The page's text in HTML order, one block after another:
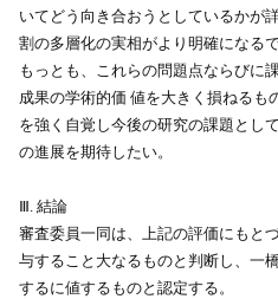
いてどう向き合おうとしているかが
割の多層化の実相がより明確になるで
もっとも、これらの問題点ならびに
成果の学術的価 値を大きく損ねるも
を強く自覚し今後の研究の課題とし
の進展を期待したい。
Ⅲ. 結論
審査委員一同は、上記の評価にもと
与すること大なるものと判断し、一
するに値するものと認定する。